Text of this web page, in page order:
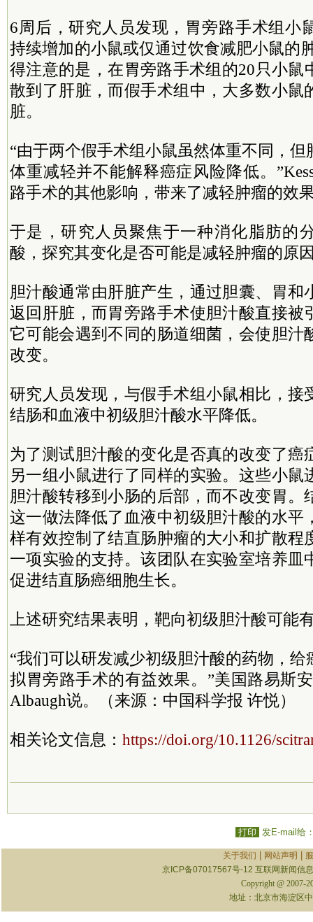
6周后，研究人员发现，胃旁路手术组小
持续增加的小鼠或仅通过饮食减肥小鼠的
得注意的是，在胃旁路手术组的20只小鼠
散到了肝脏，而假手术组中，大多数小鼠
脏。
“由于两个假手术组小鼠虽然体重不同，
体重减轻并不能解释癌症风险降低。
路手术的其他影响，带来了减轻肿瘤的效
于是，研究人员聚焦于一种消化脂肪
酸，探究其变化是否可能是减轻肿瘤的原
胆汁酸通常由肝脏产生，通过胆囊、胃和
返回肝脏，而胃旁路手术使胆汁酸直接被
它可能会遇到不同的肠道细菌，会使胆汁
改变。
研究人员发现，与假手术组小鼠相比，接
结肠和血液中初级胆汁酸水平降低。
为了测试胆汁酸的变化是否真的改变了癌
另一组小鼠进行了同样的实验。这些小鼠
胆汁酸转移到小肠的后部，而不改变胃。
这一做法降低了血液中初级胆汁酸的水平
样有效控制了结直肠肿瘤的大小和扩散程
一项实验的支持。该团队在实验室培养皿
促进结直肠癌细胞生长。
上述研究结果表明，靶向初级胆汁酸可能
“我们可以研发减少初级胆汁酸的药物，
拟胃旁路手术的有益效果。”美国路易斯
Albaugh说。（来源：中国科学报 许悦）
相关论文信息： https://doi.org/10.1126/
打印 发E-mail给
关于我们 网站声明
京ICP备07017567号-12 互联网新闻信
Copyright @ 2007-
地址：北京市海淀区